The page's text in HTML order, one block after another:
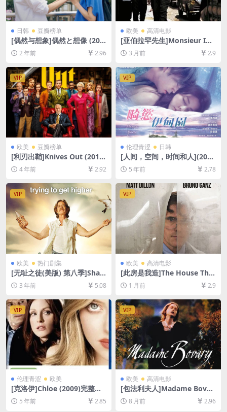
日韩 豆瓣榜单
[偶然与想象]偶然と想像 (202
1)[百度网盘+夸克网盘1080P
超清未删减资源][网盘在线播
放/下载][MP4/9.2GB][中文字
幕]
2 年前 2.96
欧美 高清电影
[亚伯拉罕先生]Monsieur Ibr
ahim et les fleurs du Coran
(2003)[百度网盘+夸克网盘10
80P超清未删减资源][网盘在
线播放/下载][MP4/6GB][中文
字幕]
3 月前 2.9
VIP
欧美 豆瓣榜单
[利刃出鞘]Knives Out (2019)
[百度网盘+迅雷云盘资源1080
P超清未删减][MP4/7GB][中
英字幕]
4 年前 2.92
VIP
伦理青涩 日韩
[人间，空间，时间和人](201
8)[百度网盘+迅雷云盘资源10
80P超清未删减][MP4/6.4GB]
[韩语繁体中字]【视频文件+防
和谐压缩包（含解压密码）】
5 年前 2.78
VIP
欧美 热门剧集
[无耻之徒(美版) 第八季]Sha
meless Season 8 (2017)[百
度网盘+夸克网盘1080P超清
载][MP4/30GB][中英字幕]
3 年前 5.08
VIP
欧美 高清电影
[此房是我造]The House That
Jack Built (2018)[百度网盘
+夸克网盘1080P超清未删减
4/9.9GB][中英字幕]
1 月前 2.9
VIP
伦理青涩 欧美
[克洛伊]Chloe (2009)完整版
[百度网盘+迅雷云盘资源1080
P超清未删减][MP4/5.8GB][中
5 年前 2.85
VIP
欧美 高清电影
[包法利夫人]Madame Bovar
y (1991)[百度网盘+夸克网盘1
080P超清未删减资源][网盘在
8 月前 2.96